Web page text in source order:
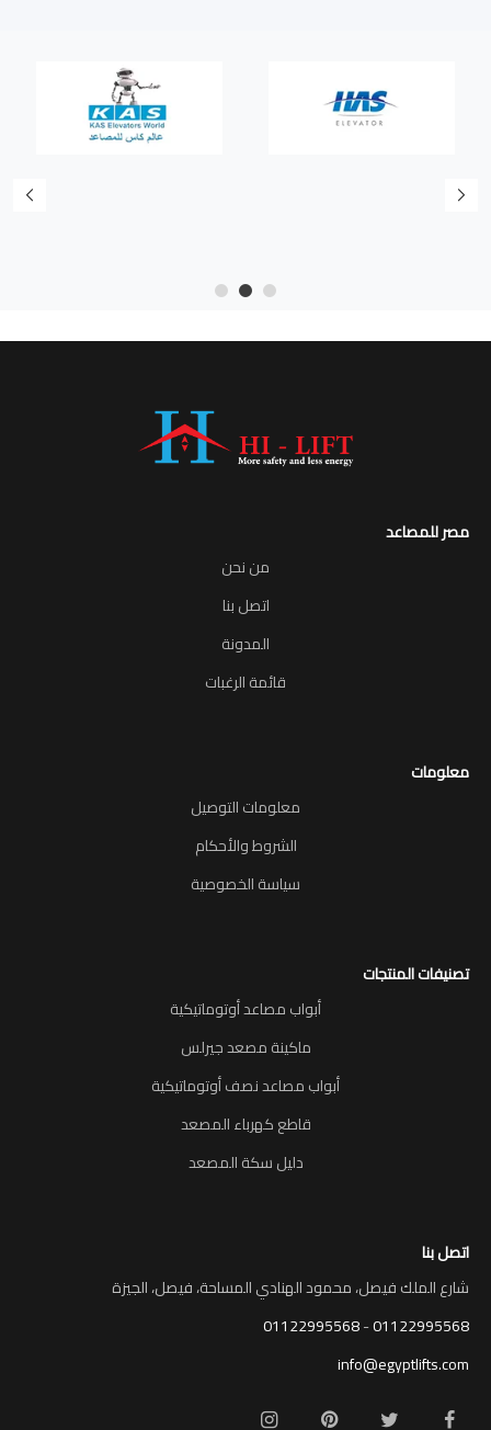
مصر للمصاعد
من نحن
اتصل بنا
المدونة
قائمة الرغبات
معلومات
معلومات التوصيل
الشروط والأحكام
سياسة الخصوصية
تصنيفات المنتجات
أبواب مصاعد أوتوماتيكية
ماكينة مصعد جيرلس
أبواب مصاعد نصف أوتوماتيكية
قاطع كهرباء المصعد
دليل سكة المصعد
اتصل بنا
شارع الملك فيصل، محمود الهنادي المساحة، فيصل، الجيزة
01122995568
-
01122995568
info@egyptlifts.com